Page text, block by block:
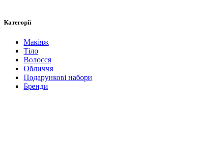
Категорії
Макіяж
Тіло
Волосся
Обличчя
Подарункові набори
Бренди